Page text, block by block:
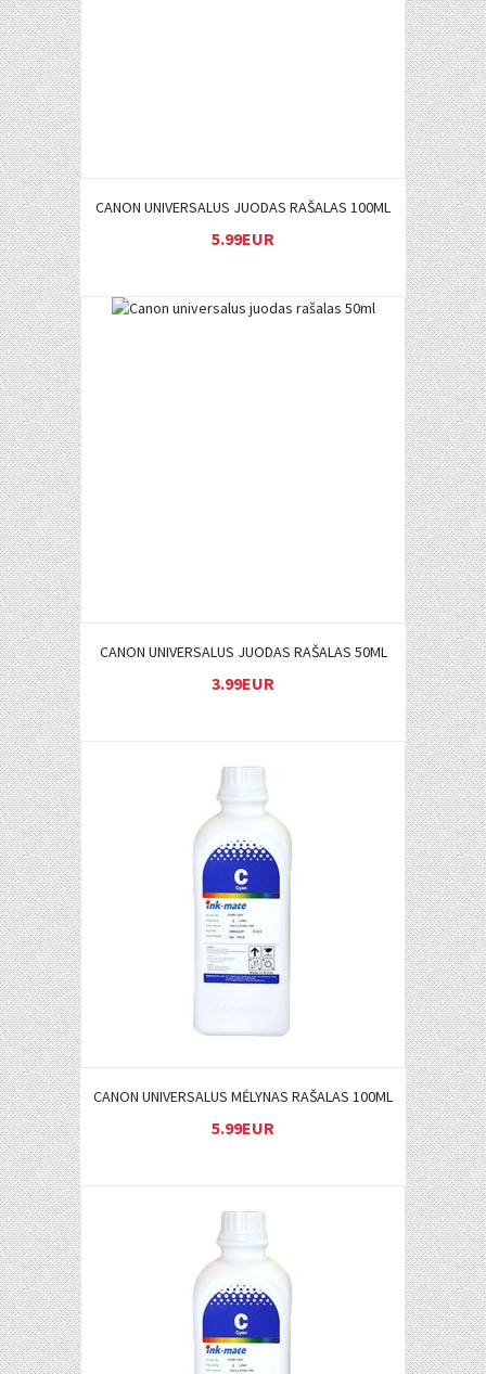
CANON UNIVERSALUS JUODAS RAŠALAS 100ML
5.99EUR
CANON UNIVERSALUS JUODAS RAŠALAS 50ML
3.99EUR
Į KREPŠELĮ
CANON UNIVERSALUS MĖLYNAS RAŠALAS 100ML
5.99EUR
Į KREPŠELĮ